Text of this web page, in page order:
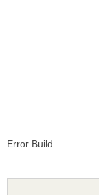
Error Build